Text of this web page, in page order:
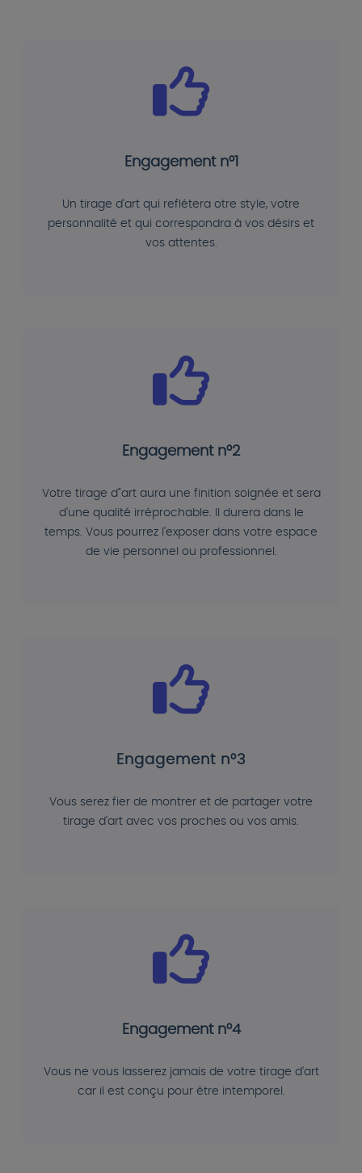
Engagement n°1
Un tirage d'art qui reflétera otre style, votre
personnalité et qui correspondra à vos désirs et
vos attentes.
Engagement n°2
Votre tirage d"art aura une finition soignée et sera
d'une qualité irréprochable. Il durera dans le
temps. Vous pourrez l'exposer dans votre espace
de vie personnel ou professionnel.
Engagement n°3
Vous serez fier de montrer et de partager votre
tirage d'art avec vos proches ou vos amis.
Engagement n°4
Vous ne vous lasserez jamais de votre tirage d'art
car il est conçu pour être intemporel.